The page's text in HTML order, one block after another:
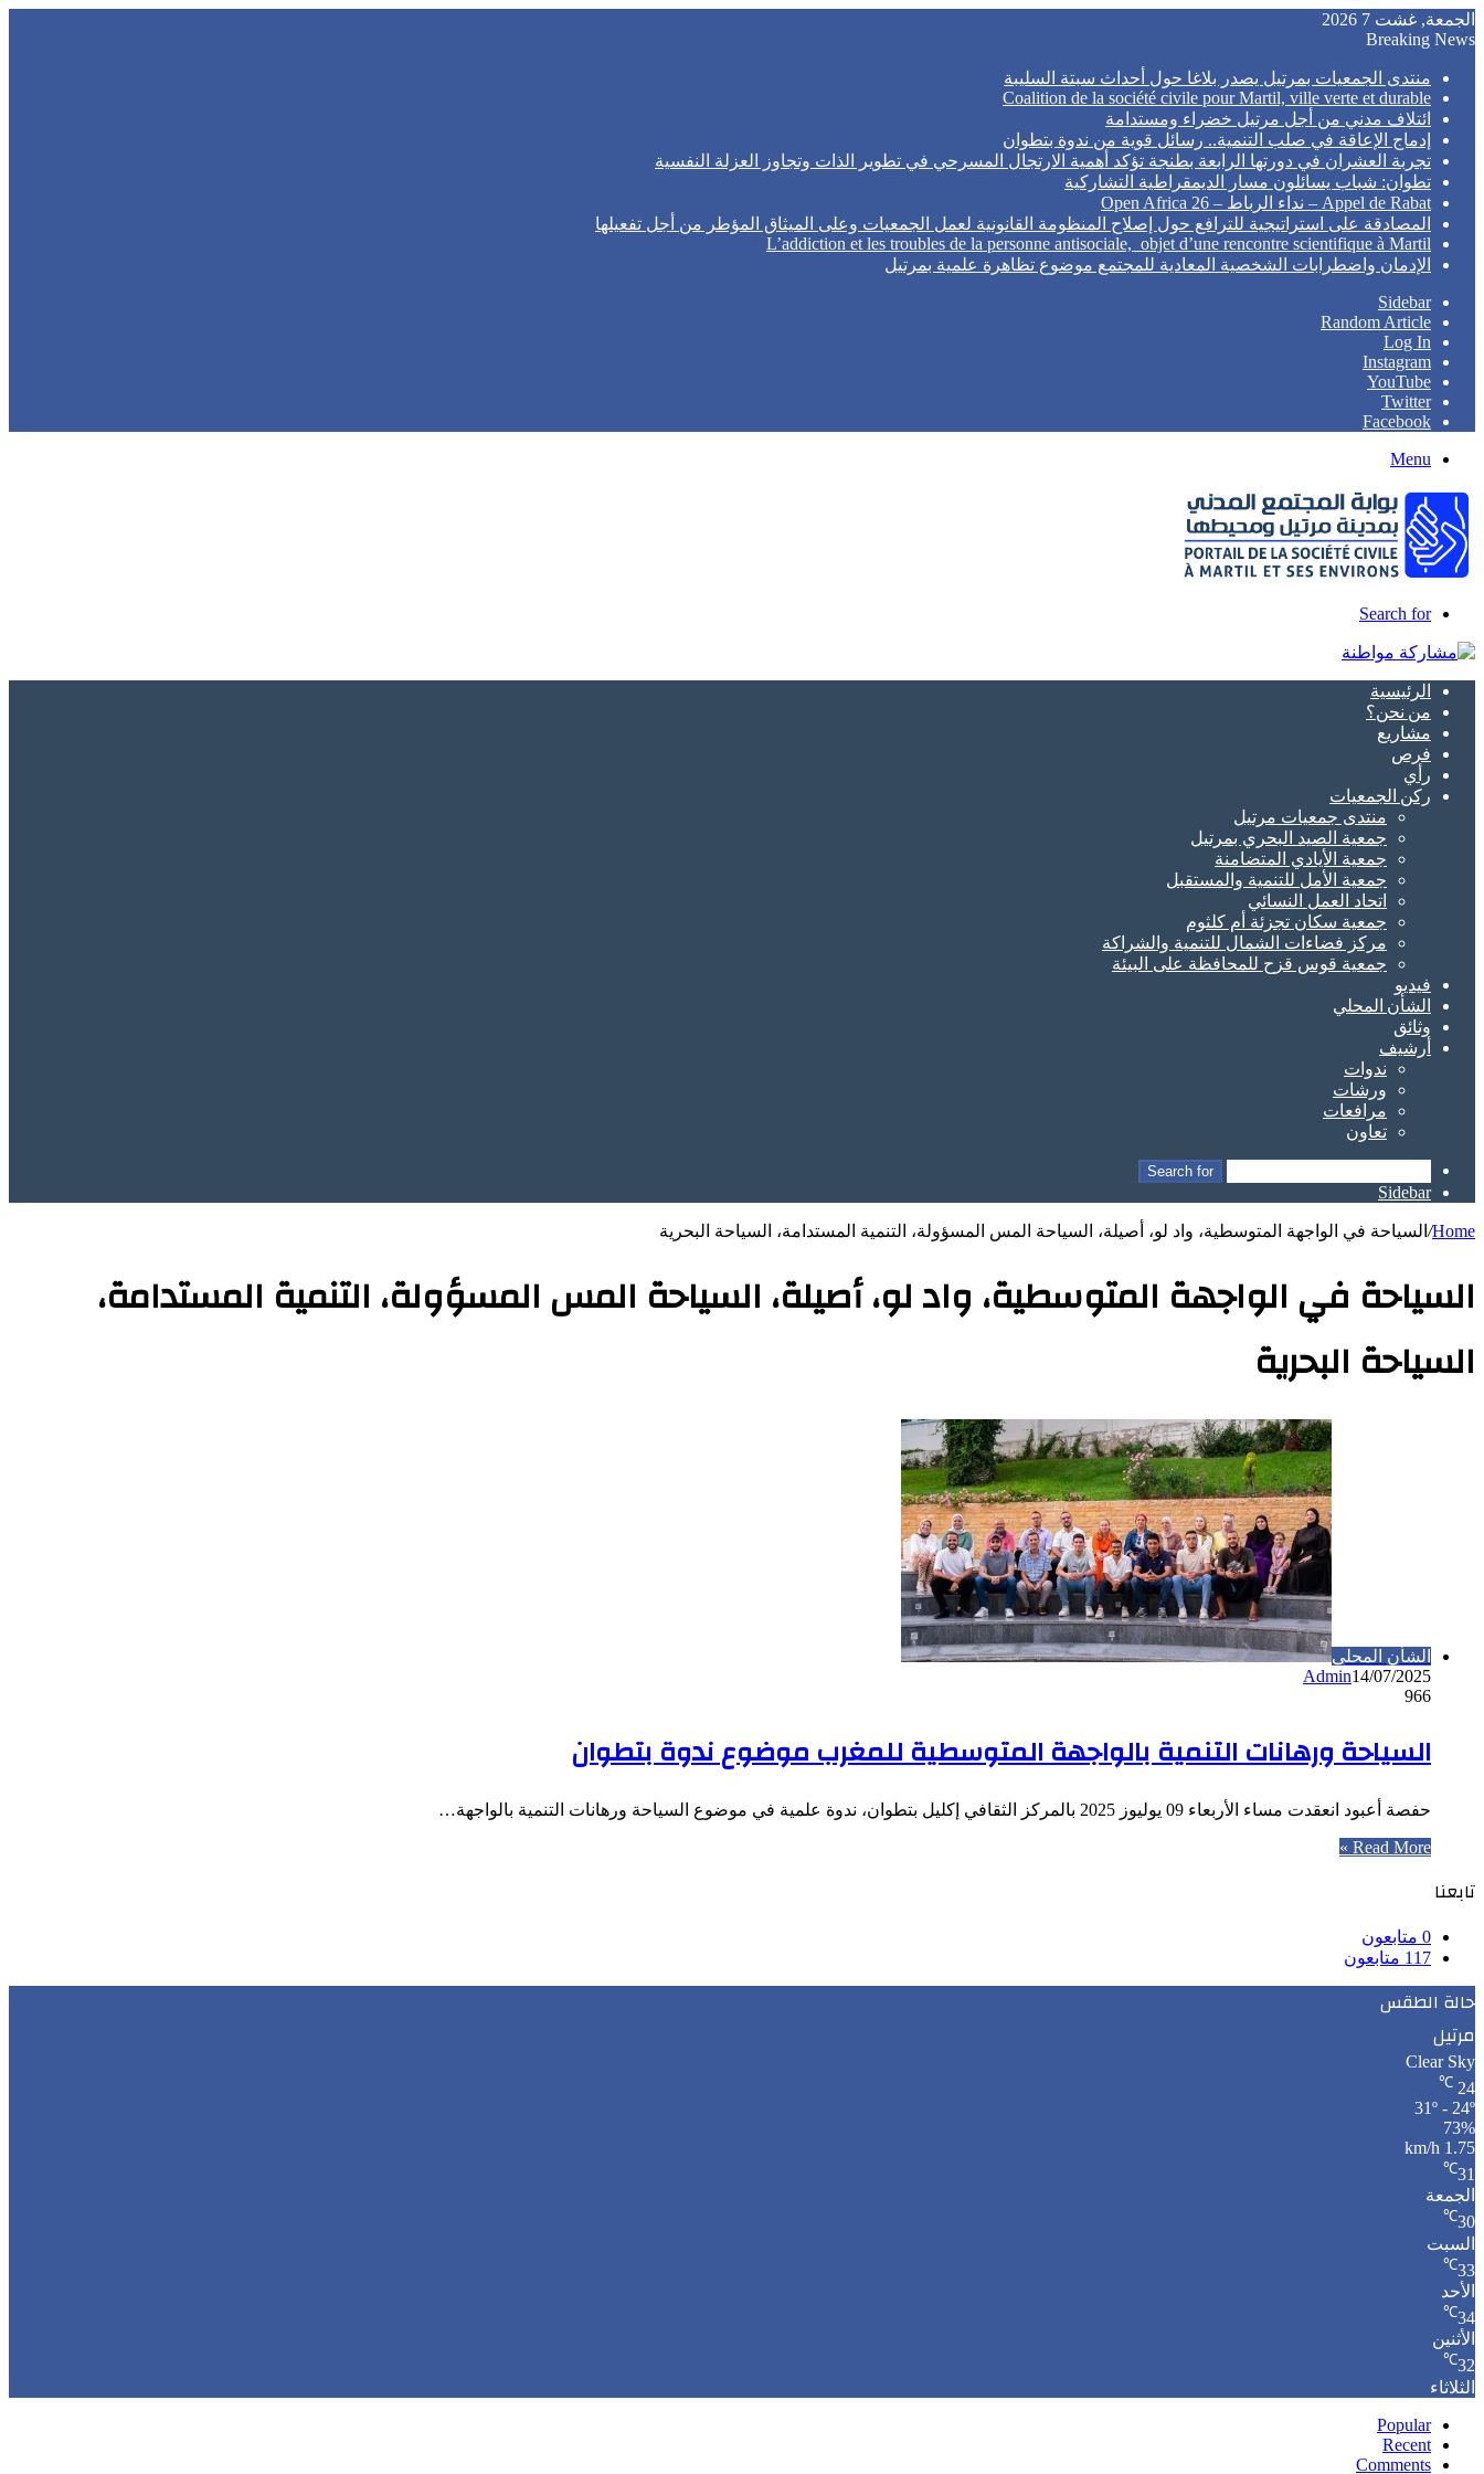
الجمعة, غشت 7 2026
Breaking News
منتدى الجمعيات بمرتيل يصدر بلاغا حول أحداث سبتة السليبة
Coalition de la société civile pour Martil, ville verte et durable
ائتلاف مدني من أجل مرتيل خضراء ومستدامة
إدماج الإعاقة في صلب التنمية.. رسائل قوية من ندوة بتطوان
تجربة العشران في دورتها الرابعة بطنجة تؤكد أهمية الارتجال المسرحي في تطوير الذات وتجاوز العزلة النفسية
تطوان: شباب يسائلون مسار الديمقراطية التشاركية
Appel de Rabat – نداء الرباط – Open Africa 26
المصادقة على استراتيجية للترافع حول إصلاح المنظومة القانونية لعمل الجمعيات وعلى الميثاق المؤطر من أجل تفعيلها
L’addiction et les troubles de la personne antisociale, objet d’une rencontre scientifique à Martil
الإدمان واضطرابات الشخصية المعادية للمجتمع موضوع تظاهرة علمية بمرتيل
Sidebar
Random Article
Log In
Instagram
YouTube
Twitter
Facebook
Menu
Search for
الرئيسية
من نحن؟
مشاريع
فرص
رأي
ركن الجمعيات
منتدى جمعيات مرتيل
جمعية الصيد البحري بمرتيل
جمعية الأيادي المتضامنة
جمعية الأمل للتنمية والمستقبل
اتحاد العمل النسائي
جمعية سكان تجزئة أم كلثوم
مركز فضاءات الشمال للتنمية والشراكة
جمعية قوس قزح للمحافظة على البيئة
فيديو
الشأن المحلي
وثائق
أرشيف
ندوات
ورشات
مرافعات
تعاون
Search for
Sidebar
Home
/ السياحة في الواجهة المتوسطية، واد لو، أصيلة، السياحة المس المسؤولة، التنمية المستدامة، السياحة البحرية
السياحة في الواجهة المتوسطية، واد لو، أصيلة، السياحة المس المسؤولة، التنمية المستدامة،
السياحة البحرية
الشأن المحلي
Admin14/07/2025
966
السياحة ورهانات التنمية بالواجهة المتوسطية للمغرب موضوع ندوة بتطوان
حفصة أعبود انعقدت مساء الأربعاء 09 يوليوز 2025 بالمركز الثقافي إكليل بتطوان، ندوة علمية في موضوع السياحة ورهانات التنمية بالواجهة…
Read More »
تابعنا
0 متابعون
117 متابعون
حالة الطقس
مرتيل
Clear Sky
24
℃
31º - 24º
73%
1.75 km/h
31
℃
الجمعة
30
℃
السبت
33
℃
الأحد
34
℃
الأثنين
32
℃
الثلاثاء
Popular
Recent
Comments